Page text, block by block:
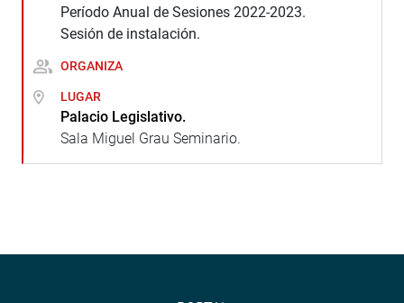
Período Anual de Sesiones 2022-2023.
Sesión de instalación.
ORGANIZA
LUGAR
Palacio Legislativo.
Sala Miguel Grau Seminario.